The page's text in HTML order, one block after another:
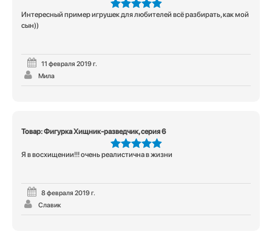
5из 5
Интересный пример игрушек для любителей всё разбирать, как мой
сын))
11 февраля 2019 г.
Мила
Товар: Фигурка Хищник-разведчик, серия 6
5из 5
Я в восхищении!!! очень реалистична в жизни
8 февраля 2019 г.
Славик